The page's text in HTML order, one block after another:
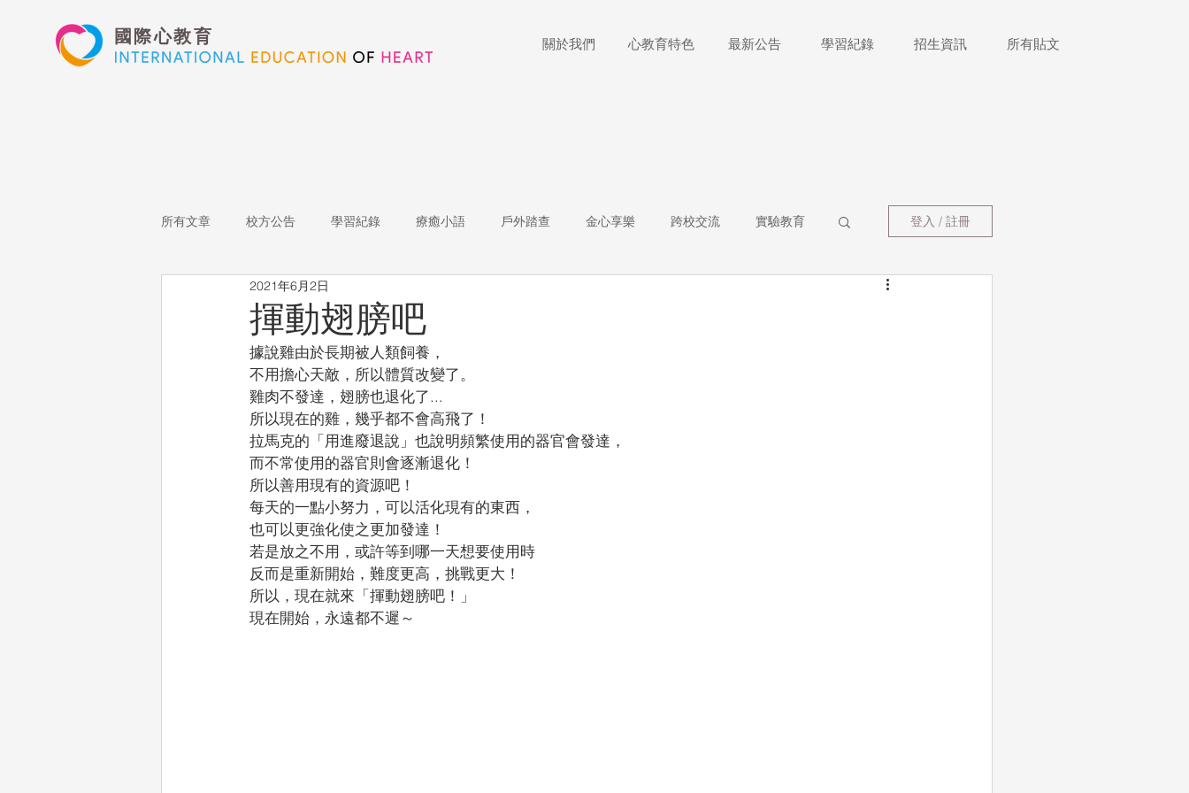
國際心教育 關於我們 心教育特色 最新公告 學習紀錄 招生資訊 所有貼文
所有文章 校方公告 學習紀錄 療癒小語 戶外踏查 金心享樂 跨校交流 實驗教育
表演藝術
心文藝競賽 國際教育 Star of the Week
登入 / 註冊
揮動翅膀吧
2021年6月2日
據說雞由於長期被人類飼養，
不用擔心天敵，所以體質改變了。
雞肉不發達，翅膀也退化了...
所以現在的雞，幾乎都不會高飛了！
拉馬克的「用進廢退說」也說明頻繁使用的器官會發達，
而不常使用的器官則會逐漸退化！
所以善用現有的資源吧！
每天的一點小努力，可以活化現有的東西，
也可以更強化使之更加發達！
若是放之不用，或許等到哪一天想要使用時
反而是重新開始，難度更高，挑戰更大！
所以，現在就來「揮動翅膀吧！」
現在開始，永遠都不遲～